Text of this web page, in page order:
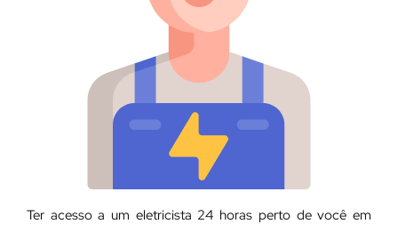
Ter acesso a um eletricista 24 horas perto de você em